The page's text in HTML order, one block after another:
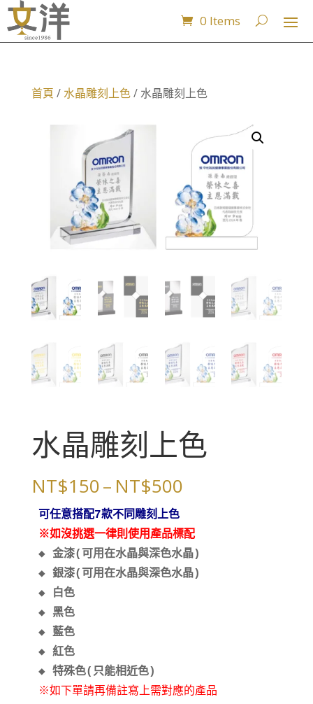
0 Items
首頁 /水晶雕刻上色/ 水晶雕刻上色
水晶雕刻上色
NT$150– NT$500價
範
圍：
NT$150
到
可任意搭配7款不同雕刻上色
※如沒挑選一律則使用產品標配
◆ 金漆(可用在水晶與深色水晶)
◆ 銀漆(可用在水晶與深色水晶)
◆ 白色
◆ 黑色
◆ 藍色
◆ 紅色
※如下單請再備註寫上需對應的產品